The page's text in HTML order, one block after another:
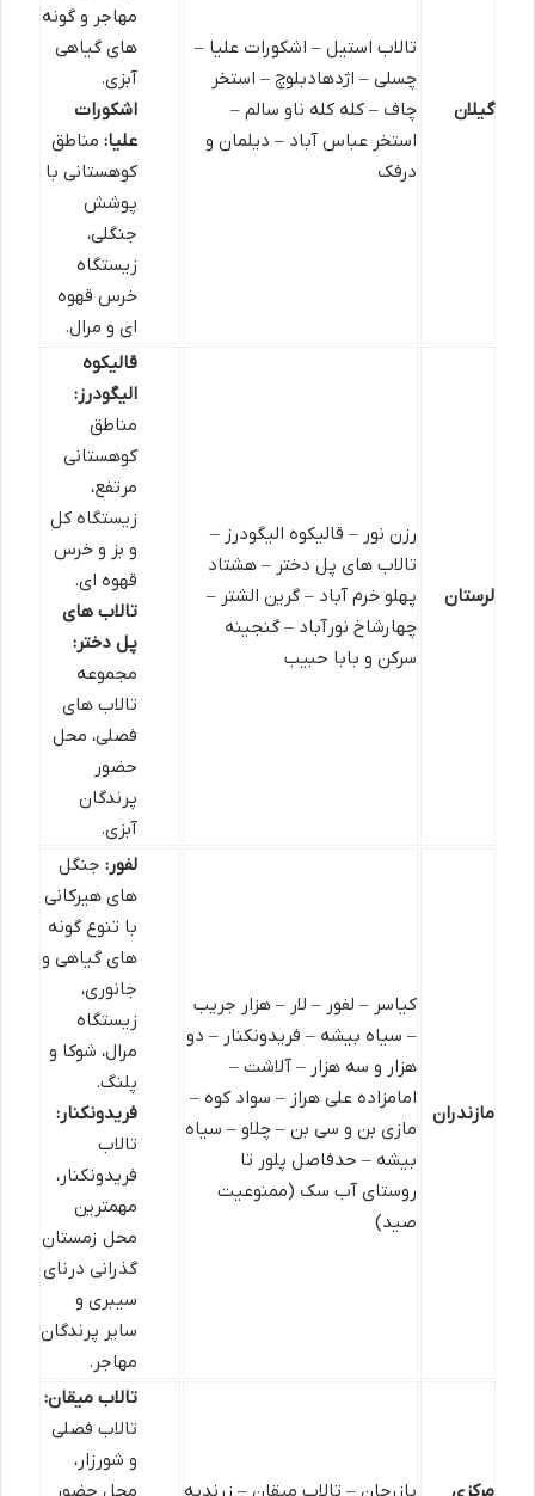
گیلان
تالاب استیل – اشکورات علیا –
چسلی – اژدهادبلوچ – استخر
چاف – کله کله ناو سالم –
استخر عباس آباد – دیلمان و
درفک
مهاجر و گونه
های گیاهی
آبزی.
اشکورات
علیا: مناطق
کوهستانی با
پوشش
جنگلی،
زیستگاه
خرس قهوه
ای و مرال.
لرستان
رزن نور – قالیکوه الیگودرز –
تالاب های پل دختر – هشتاد
پهلو خرم آباد – گرین الشتر –
چهارشاخ نورآباد – گنجینه
سرکن و بابا حبیب
قالیکوه
الیگودرز:
مناطق
کوهستانی
مرتفع،
زیستگاه کل
و بز و خرس
قهوه ای.
تالاب های
پل دختر:
مجموعه
تالاب های
فصلی، محل
حضور
پرندگان
آبزی.
مازندران
کیاسر – لفور – لار – هزار جریب
– سیاه بیشه – فریدونکنار – دو
هزار و سه هزار – آلاشت –
امامزاده علی هراز – سواد کوه –
مازی بن و سی بن – چلاو – سیاه
بیشه – حدفاصل پلور تا
روستای آب سک (ممنوعیت
صید)
لفور: جنگل
های هیرکانی
با تنوع گونه
های گیاهی و
جانوری،
زیستگاه
مرال، شوکا و
پلنگ.
فریدونکنار:
تالاب
فریدونکنار،
مهمترین
محل زمستان
گذرانی درنای
سیبری و
سایر پرندگان
مهاجر.
تالاب میقان:
تالاب فصلی
و شورزار،